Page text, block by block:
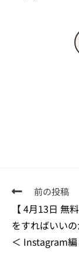
前の投稿
【 4月13日 無
をすればいい
＜ Instagram